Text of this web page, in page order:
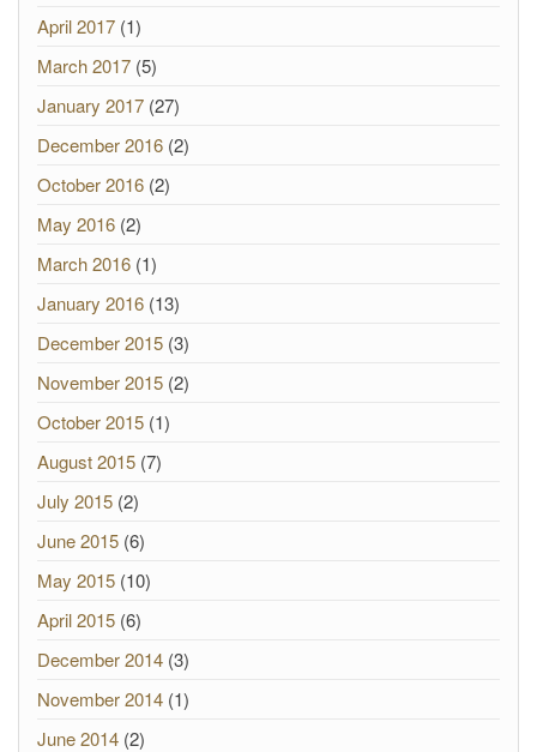
April 2017 (1)
March 2017 (5)
January 2017 (27)
December 2016 (2)
October 2016 (2)
May 2016 (2)
March 2016 (1)
January 2016 (13)
December 2015 (3)
November 2015 (2)
October 2015 (1)
August 2015 (7)
July 2015 (2)
June 2015 (6)
May 2015 (10)
April 2015 (6)
December 2014 (3)
November 2014 (1)
June 2014 (2)